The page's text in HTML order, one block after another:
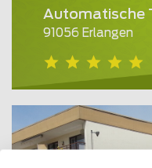
Automatische
91056 Erlangen